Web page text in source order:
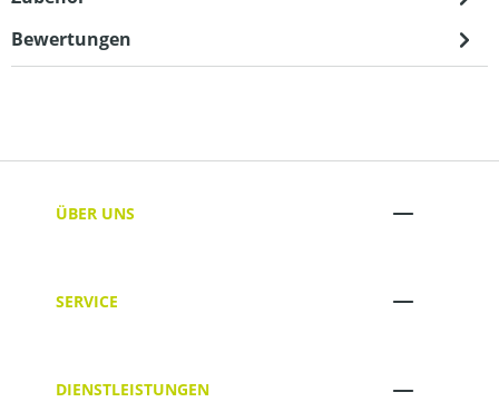
Bewertungen
ÜBER UNS
SERVICE
DIENSTLEISTUNGEN